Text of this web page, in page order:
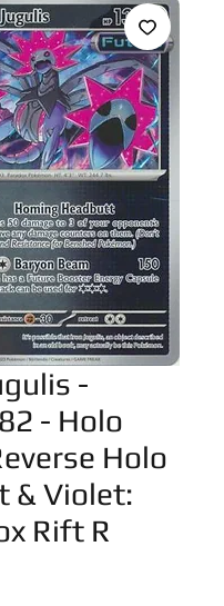
-
- Holo
Holo
& Violet:
Rift R